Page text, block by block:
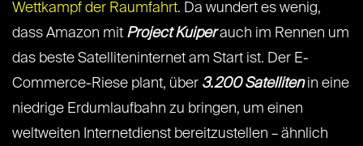
Wettkampf der Raumfahrt. Da wundert es wenig,
dass Amazon mit Project Kuiperauch im Rennen um
das beste Satelliteninternet am Start ist. Der E-
Commerce-Riese plant, über 3.200 Satellitenin eine
niedrige Erdumlaufbahn zu bringen, um einen
weltweiten Internetdienst bereitzustellen – ähnlich